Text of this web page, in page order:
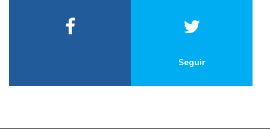
Seguir